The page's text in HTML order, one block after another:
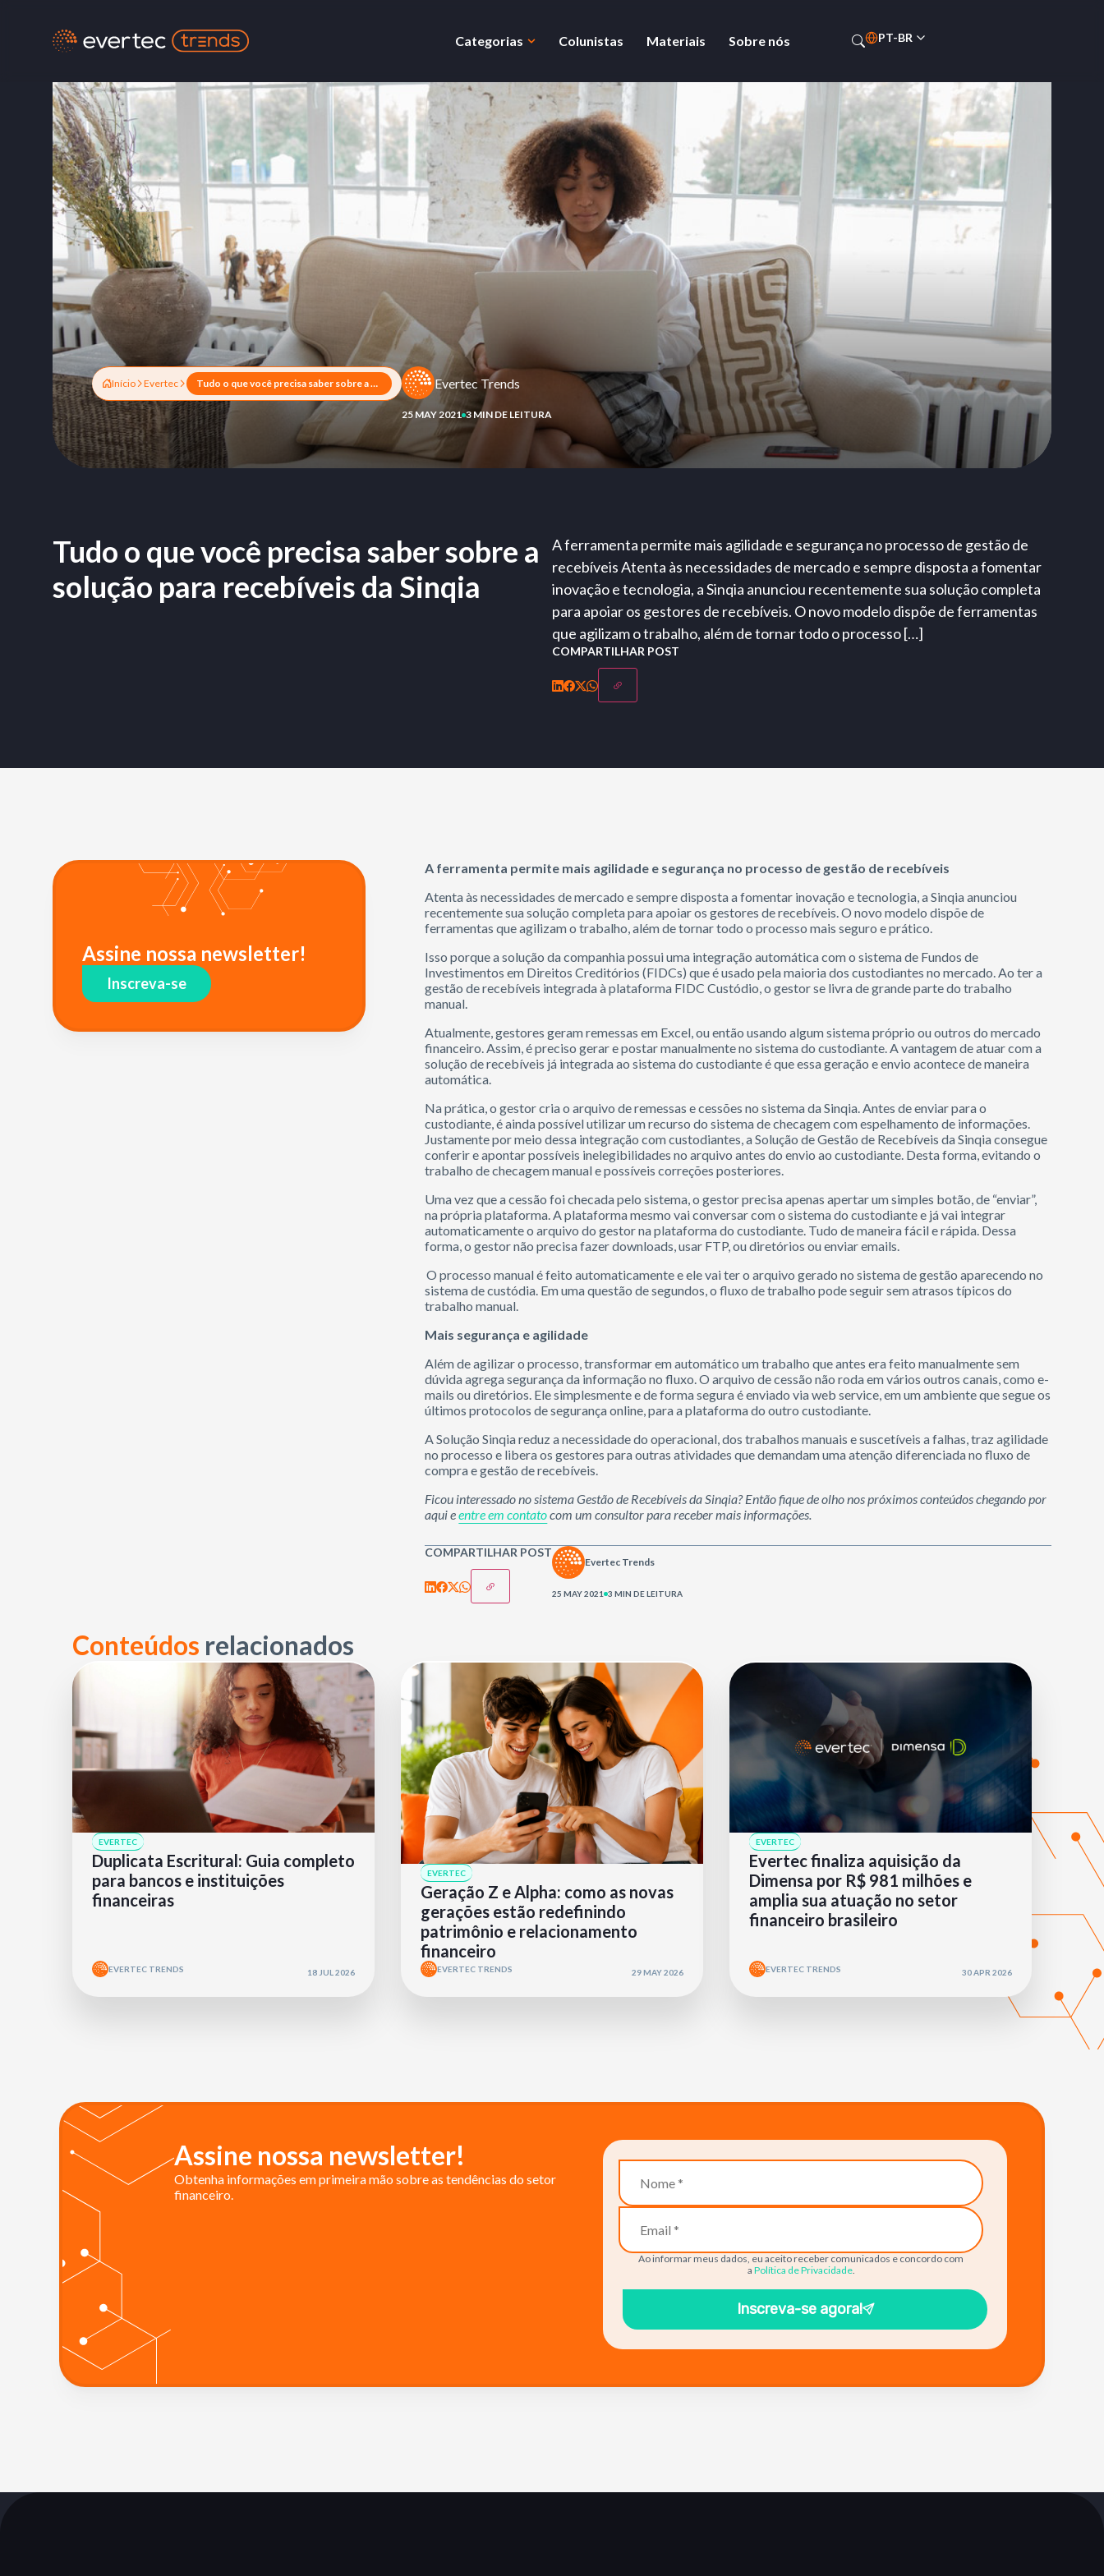
Categorias Colunistas Materiais Sobre nós PT-BR
Início Evertec Tudo o que você precisa saber sobre a solução para recebíveis da Sinqia Evertec Trends
25 MAY 2021 3 MIN DE LEITURA
Tudo o que você precisa saber sobre a
solução para recebíveis da Sinqia
A ferramenta permite mais agilidade e segurança no processo de gestão de
recebíveis Atenta às necessidades de mercado e sempre disposta a fomentar
inovação e tecnologia, a Sinqia anunciou recentemente sua solução completa
para apoiar os gestores de recebíveis. O novo modelo dispõe de ferramentas
que agilizam o trabalho, além de tornar todo o processo […]
COMPARTILHAR POST
Assine nossa newsletter!
Inscreva-se
A ferramenta permite mais agilidade e segurança no processo de gestão de recebíveis
Atenta às necessidades de mercado e sempre disposta a fomentar inovação e tecnologia, a Sinqia anunciou
recentemente sua solução completa para apoiar os gestores de recebíveis. O novo modelo dispõe de
ferramentas que agilizam o trabalho, além de tornar todo o processo mais seguro e prático.
Isso porque a solução da companhia possui uma integração automática com o sistema de Fundos de
Investimentos em Direitos Creditórios (FIDCs) que é usado pela maioria dos custodiantes no mercado. Ao ter a
gestão de recebíveis integrada à plataforma FIDC Custódio, o gestor se livra de grande parte do trabalho
manual.
Atualmente, gestores geram remessas em Excel, ou então usando algum sistema próprio ou outros do mercado
financeiro. Assim, é preciso gerar e postar manualmente no sistema do custodiante. A vantagem de atuar com a
solução de recebíveis já integrada ao sistema do custodiante é que essa geração e envio acontece de maneira
automática.
Na prática, o gestor cria o arquivo de remessas e cessões no sistema da Sinqia. Antes de enviar para o
custodiante, é ainda possível utilizar um recurso do sistema de checagem com espelhamento de informações.
Justamente por meio dessa integração com custodiantes, a Solução de Gestão de Recebíveis da Sinqia consegue
conferir e apontar possíveis inelegibilidades no arquivo antes do envio ao custodiante. Desta forma, evitando o
trabalho de checagem manual e possíveis correções posteriores.
Uma vez que a cessão foi checada pelo sistema, o gestor precisa apenas apertar um simples botão, de “enviar”,
na própria plataforma. A plataforma mesmo vai conversar com o sistema do custodiante e já vai integrar
automaticamente o arquivo do gestor na plataforma do custodiante. Tudo de maneira fácil e rápida. Dessa
forma, o gestor não precisa fazer downloads, usar FTP, ou diretórios ou enviar emails.
O processo manual é feito automaticamente e ele vai ter o arquivo gerado no sistema de gestão aparecendo no
sistema de custódia. Em uma questão de segundos, o fluxo de trabalho pode seguir sem atrasos típicos do
trabalho manual.
Mais segurança e agilidade
Além de agilizar o processo, transformar em automático um trabalho que antes era feito manualmente sem
dúvida agrega segurança da informação no fluxo. O arquivo de cessão não roda em vários outros canais, como e-
mails ou diretórios. Ele simplesmente e de forma segura é enviado via web service, em um ambiente que segue os
últimos protocolos de segurança online, para a plataforma do outro custodiante.
A Solução Sinqia reduz a necessidade do operacional, dos trabalhos manuais e suscetíveis a falhas, traz agilidade
no processo e libera os gestores para outras atividades que demandam uma atenção diferenciada no fluxo de
compra e gestão de recebíveis.
Ficou interessado no sistema Gestão de Recebíveis da Sinqia? Então fique de olho nos próximos conteúdos chegando por
aqui eentre em contatocom um consultor para receber mais informações.
COMPARTILHAR POST
Evertec Trends
25 MAY 2021 3 MIN DE LEITURA
Conteúdos relacionados
EVERTEC
Duplicata Escritural: Guia completo
para bancos e instituições
financeiras
EVERTEC TRENDS 18 JUL 2026
EVERTEC
Geração Z e Alpha: como as novas
gerações estão redefinindo
patrimônio e relacionamento
financeiro
EVERTEC TRENDS 29 MAY 2026
EVERTEC
Evertec finaliza aquisição da
Dimensa por R$ 981 milhões e
amplia sua atuação no setor
financeiro brasileiro
EVERTEC TRENDS 30 APR 2026
Assine nossa newsletter!
Obtenha informações em primeira mão sobre as tendências do setor
financeiro.
Ao informar meus dados, eu aceito receber comunicados e concordo com
a Política de Privacidade.
Inscreva-se agora!